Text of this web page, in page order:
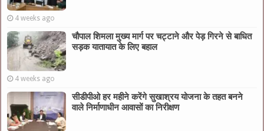
4 weeks ago
चौपाल शिमला मुख्य मार्ग पर चट्टाने और पेड़ गिरने से बाधित
सड़क यातायात के लिए बहाल
4 weeks ago
सीडीपीओ हर महीने करेंगे सुखाश्रय योजना के तहत बनने
वाले निर्माणाधीन आवासों का निरीक्षण